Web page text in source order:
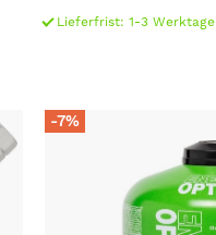
Lieferfrist: 1-3 Werktage
-7%